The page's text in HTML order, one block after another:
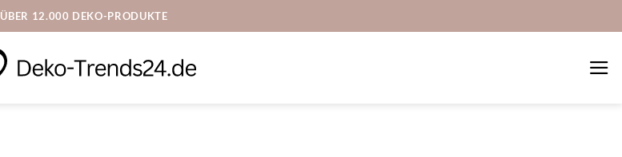
ÜBER 12.000 DEKO-PRODUKTE